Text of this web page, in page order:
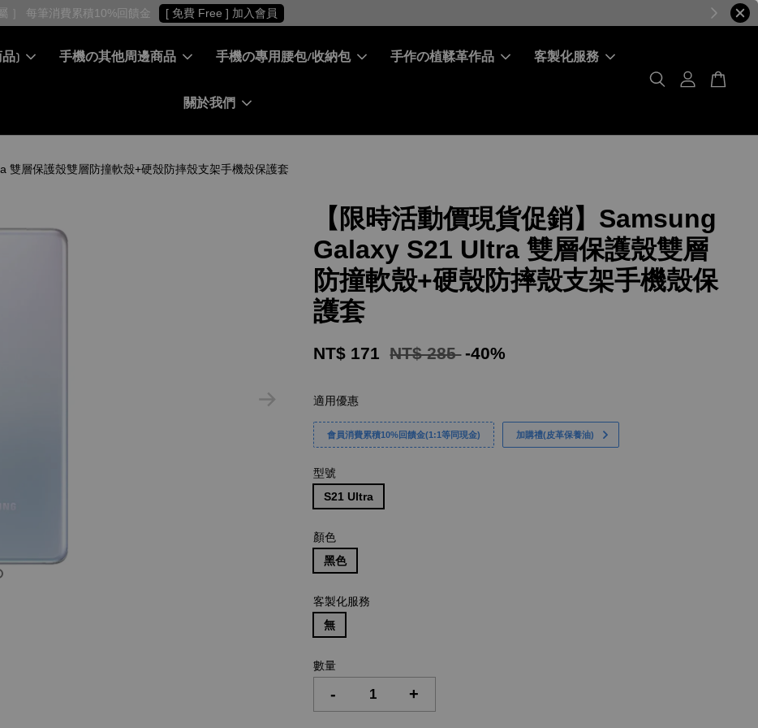
［ 會員專屬 ］ 每筆消費累積10%回饋金 [ 免費 Free ] 加入會員
) 手機の其他周邊商品 手機の專用腰包/收納包 手作の植鞣革作品 客製化服務
關於我們
雙層保護殼雙層防撞軟殼+硬殼防摔殼支架手機殼保護套
【限時活動價現貨促銷】Samsung
Galaxy S21 Ultra 雙層保護殼雙層
防撞軟殼+硬殼防摔殼支架手機殼保
護套
NT$ 171 NT$ 285 -40%
適用優惠
會員消費累積10%回饋金(1:1等同現金) 加購禮(皮革保養油)
型號
S21 Ultra
顏色
黑色
客製化服務
無
數量
- +